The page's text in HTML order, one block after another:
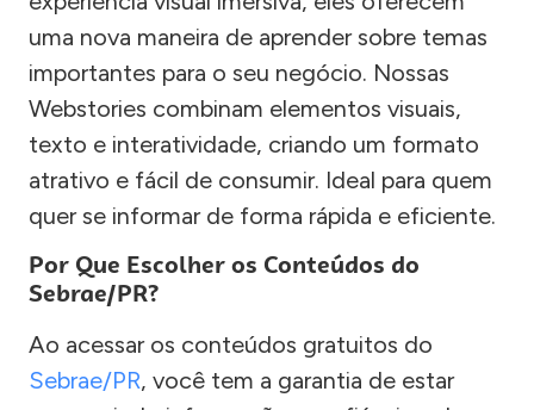
uma nova maneira de aprender sobre temas
importantes para o seu negócio. Nossas
Webstories combinam elementos visuais,
texto e interatividade, criando um formato
atrativo e fácil de consumir. Ideal para quem
quer se informar de forma rápida e eficiente.
Por Que Escolher os Conteúdos do
Sebrae/PR?
Ao acessar os conteúdos gratuitos do
Sebrae/PR, você tem a garantia de estar